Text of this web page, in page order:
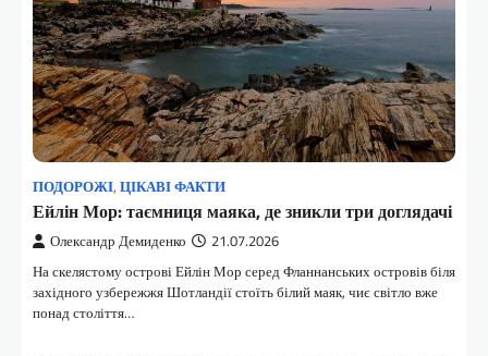
ПОДОРОЖІ, ЦІКАВІ ФАКТИ
Ейлін Мор: таємниця маяка, де зникли три доглядачі
Олександр Демиденко 21.07.2026
На скелястому острові Ейлін Мор серед Фланнанських островів біля
західного узбережжя Шотландії стоїть білий маяк, чиє світло вже
понад століття…